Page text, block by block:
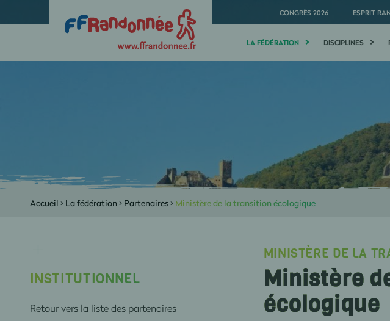
CONGRÈS 2026 ESPRIT
LA FÉDÉRATION DISCIPLINES
Accueil > La fédération> Partenaires> Ministère de la transition écologique
INSTITUTIONNEL
Retour vers la liste des partenaires
MINISTÈRE DE LA
Ministère
écologique